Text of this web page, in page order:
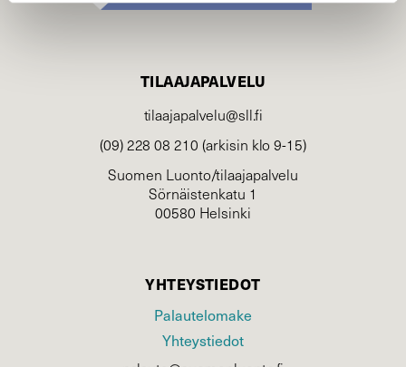
TILAAJAPALVELU
tilaajapalvelu@sll.fi
(09) 228 08 210 (arkisin klo 9-15)
Suomen Luonto/tilaajapalvelu
Sörnäistenkatu 1
00580 Helsinki
YHTEYSTIEDOT
Palautelomake
Yhteystiedot